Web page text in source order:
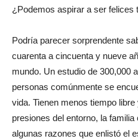
¿Podemos aspirar a ser felices
Podría parecer sorprendente
cuarenta a cincuenta y nueve
mundo. Un estudio de 300,000
personas comúnmente se
vida. Tienen menos tiempo
presiones del entorno, la
algunas razones que enlistó el